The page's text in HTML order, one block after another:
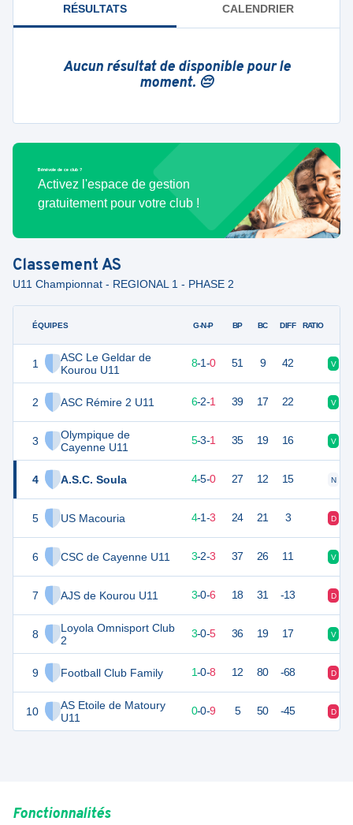
RÉSULTATS CALENDRIER
Aucun résultat de disponible pour le
moment. 😔
Bénévole de ce club ?
Activez l'espace de gestion
gratuitement pour votre club !
ClassementAS
U11 Championnat - REGIONAL 1 - PHASE 2
ÉQUIPES
1
ASC Le Geldar de
Kourou U11
2 ASC Rémire 2 U11
3
Olympique de
Cayenne U11
4 A.S.C. Soula
5 US Macouria
6 CSC de Cayenne U11
7 AJS de Kourou U11
8
Loyola Omnisport Club
2
9 Football Club Family
10
AS Etoile de Matoury
U11
G-N-P BP BC DIFF RATIO
34 8-1-0 51 9 42 V
29 6-2-1 39 17 22 V
5-3-1 35 19 16 V
4-5-0 27 12 15 N
4-1-3 24 21 3 D
19 9 3-2-3 37 26 11 V
18 3-0-6 18 31 -13 D
17 8 3-0-5 36 19 17 V
12 1-0-8 12 80 -68 D
9 0-0-9 5 50 -45 D
Fonctionnalités